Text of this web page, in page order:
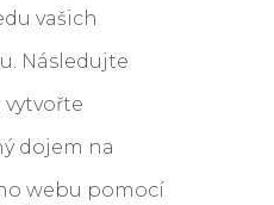
vašich
Následujte
dojem na
webu pomocí